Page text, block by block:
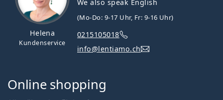
Helena
Kundenservice
We also speak English
(Mo-Do: 9-17 Uhr, Fr: 9-16 Uhr)
0215105018
info@lentiamo.ch
Online shopping